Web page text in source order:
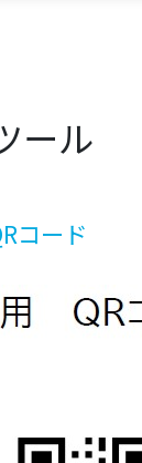
ール
コード